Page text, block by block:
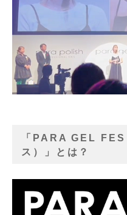
「PARA GEL FES
ス）」とは？